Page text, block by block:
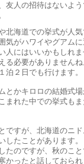
友人の招待はないよ
北海道での挙式が人
気がハワイやグアム
人にはいいかもしれ
る必要がありません
泊２日でも行けます。
とかキロロの結婚式
まれた中での挙式も
ですが、北海道のニ
したことがあります。
たのですが、秋のこ
かったと話しておら